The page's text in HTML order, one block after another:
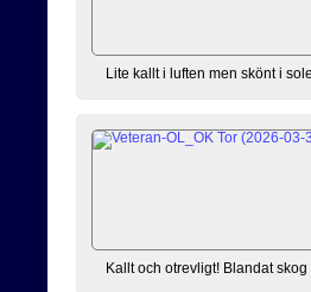
Lite kallt i luften men skönt i
Kallt och otrevligt! Blandat